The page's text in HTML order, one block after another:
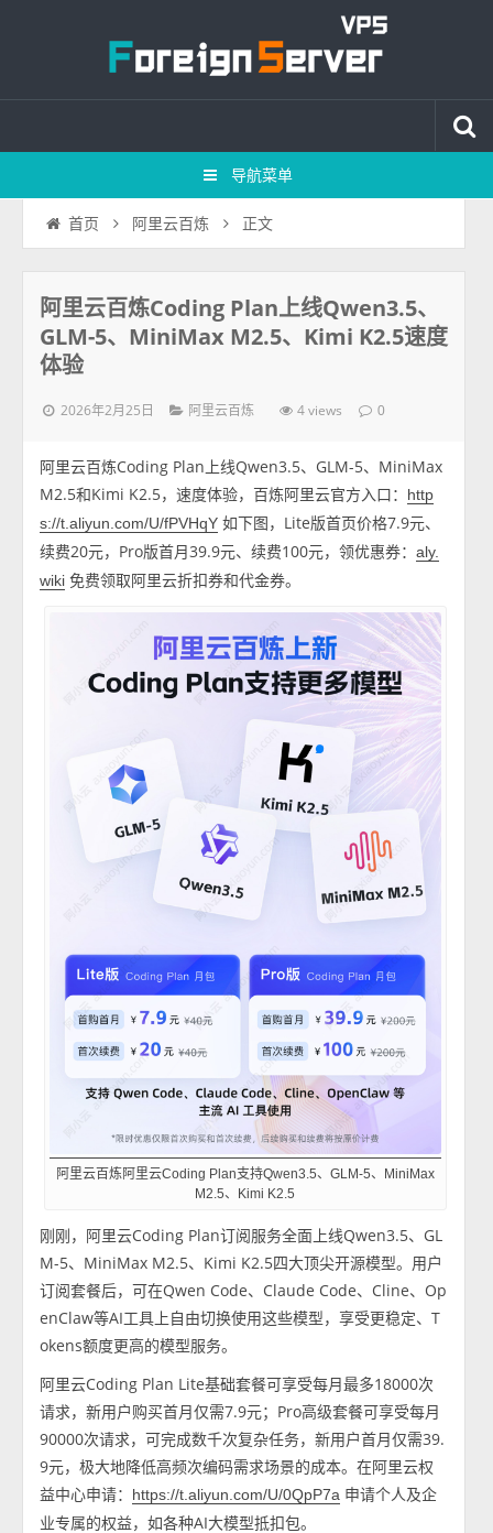
导航菜单
首页 阿里云百炼 正文
阿里云百炼Coding Plan上线Qwen3.5、
GLM-5、MiniMax M2.5、Kimi K2.5速度
体验
2026年2月25日 阿里云百炼 4 views 0
阿里云百炼Coding Plan上线Qwen3.5、GLM-5、MiniMax
M2.5和Kimi K2.5，速度体验，百炼阿里云官方入口：
http
s://t.aliyun.com/U/fPVHqY 如下图，Lite版首页价格7.9元、
续费20元，Pro版首月39.9元、续费100元，领优惠券：aly.
wiki 免费领取阿里云折扣券和代金券。
阿里云百炼阿里云Coding Plan支持Qwen3.5、GLM-5、MiniMax
M2.5、Kimi K2.5
刚刚，阿里云Coding Plan订阅服务全面上线Qwen3.5、GL
M-5、MiniMax M2.5、Kimi K2.5四大顶尖开源模型。用户
订阅套餐后，可在Qwen Code、Claude Code、Cline、Op
enClaw等AI工具上自由切换使用这些模型，享受更稳定、T
okens额度更高的模型服务。
阿里云Coding Plan Lite基础套餐可享受每月最多18000次
请求，新用户购买首月仅需7.9元；Pro高级套餐可享受每月
90000次请求，可完成数千次复杂任务，新用户首月仅需39.
9元，极大地降低高频次编码需求场景的成本。在阿里云权
益中心申请：
https://t.aliyun.com/U/0QpP7a 申请个人及企
业专属的权益，如各种AI大模型抵扣包。